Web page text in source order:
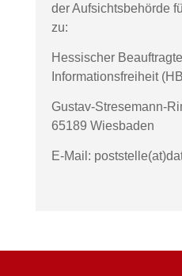
der Aufsichtsbehörde
zu:
Hessischer
Informationsfreiheit
Gustav-Stresemann-
65189 Wiesbaden
E-Mail: